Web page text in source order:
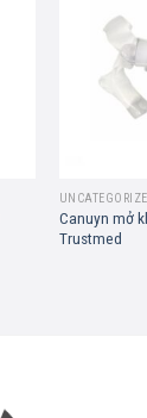
Canuyn mở
Trustmed